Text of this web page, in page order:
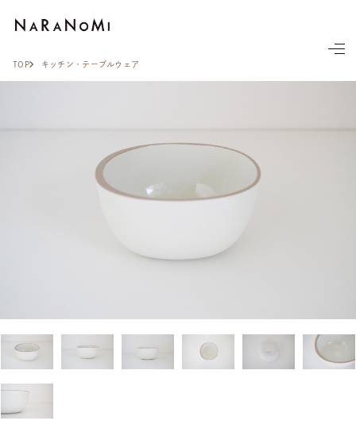
TOP キッチン・テーブルウェア